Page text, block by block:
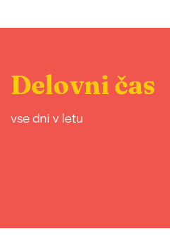
Delovni čas
vse dni v letu